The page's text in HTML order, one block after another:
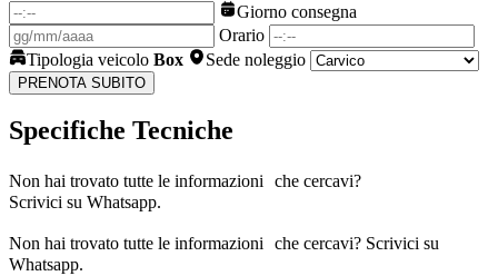
Giorno consegna
Orario
Tipologia veicolo Box Sede noleggio
PRENOTA SUBITO
Specifiche Tecniche
Non hai trovato tutte le informazioni che cercavi?
Scrivici su Whatsapp.
Non hai trovato tutte le informazioni che cercavi? Scrivici su
Whatsapp.